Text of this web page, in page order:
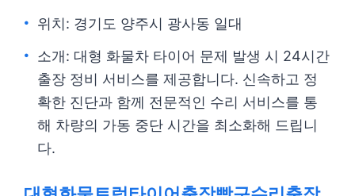
위치: 경기도 양주시 광사동 일대
소개: 대형 화물차 타이어 문제 발생 시 24시간
출장 정비 서비스를 제공합니다. 신속하고 정
확한 진단과 함께 전문적인 수리 서비스를 통
해 차량의 가동 중단 시간을 최소화해 드립니
다.